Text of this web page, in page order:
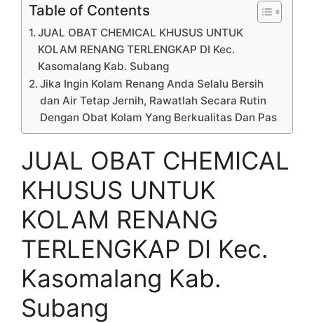
Table of Contents
JUAL OBAT CHEMICAL KHUSUS UNTUK
KOLAM RENANG TERLENGKAP DI Kec.
Kasomalang Kab. Subang
Jika Ingin Kolam Renang Anda Selalu Bersih
dan Air Tetap Jernih, Rawatlah Secara Rutin
Dengan Obat Kolam Yang Berkualitas Dan Pas
JUAL OBAT CHEMICAL
KHUSUS UNTUK
KOLAM RENANG
TERLENGKAP DI Kec.
Kasomalang Kab.
Subang